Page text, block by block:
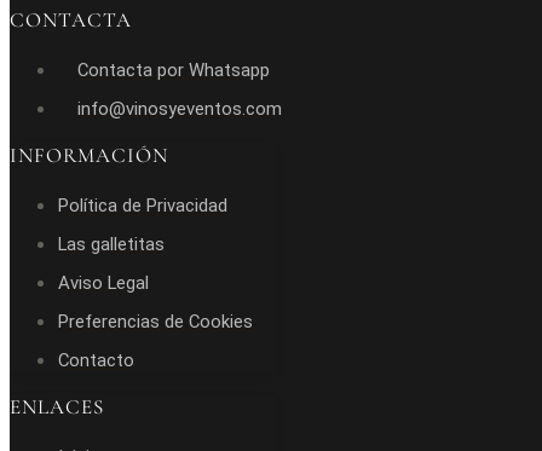
CONTACTA
Contacta por Whatsapp
info@vinosyeventos.com
INFORMACIÓN
Política de Privacidad
Las galletitas
Aviso Legal
Preferencias de Cookies
Contacto
ENLACES